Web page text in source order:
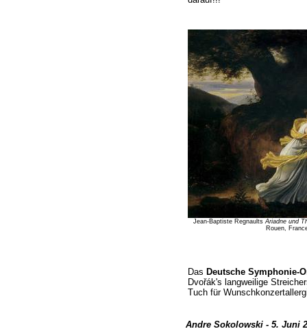
Jean-Baptiste RegnaultsAriadne und
Rouen,
Das Deutsche Symphonie-
Dvořák's langweilige
Tuch für
Andre Sokolowski - 5. Juni